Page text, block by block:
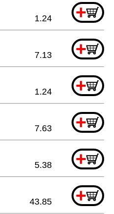
+
1.24
+
7.13
+
1.24
+
7.63
+
5.38
+
43.85